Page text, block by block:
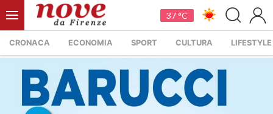
37 °C
CRONACA ECONOMIA SPORT CULTURA LIFESTYLE